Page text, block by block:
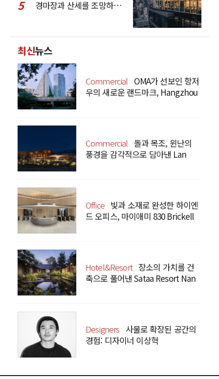
5 경마장과 산세를 조망하는 CCD Hong Kong Creative Center
최신뉴스
Commercial OMA가 선보인 항저
우의 새로운 랜드마크, Hangzhou
Commercial 돌과 목조, 윈난의
풍경을 감각적으로 담아낸 Lan
Office 빛과 소재로 완성한 하이엔
드 오피스, 마이애미 830 Brickell
Hotel&Resort 장소의 가치를 건
축으로 풀어낸 Sataa Resort Nan
Designers 사물로 확장된 공간의
경험: 디자이너 이상혁